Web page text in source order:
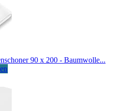
90 x 200 - Baumwolle...